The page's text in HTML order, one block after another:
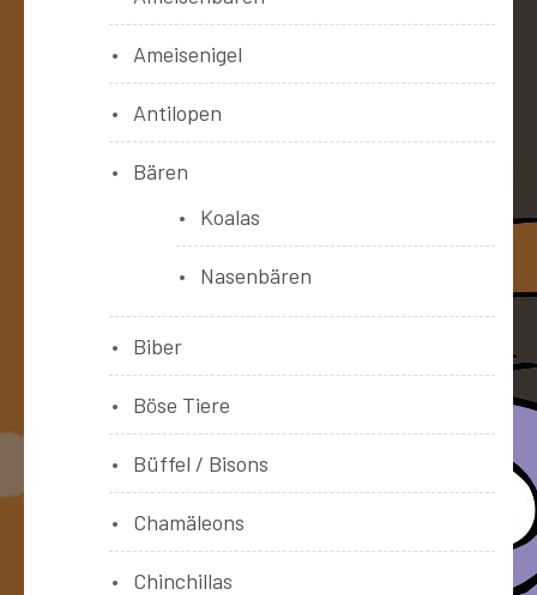
Ameisenigel
Antilopen
Bären
Koalas
Nasenbären
Biber
Böse Tiere
Büffel / Bisons
Chamäleons
Chinchillas